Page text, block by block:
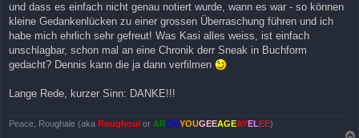
und dass es einfach nicht genau notiert wurde, wann es war - so können
kleine Gedankenlücken zu einer grossen Überraschung führen und ich
habe mich ehrlich sehr gefreut! Was Kasi alles weiss, ist einfach
unschlagbar, schon mal an eine Chronik derr Sneak in Buchform
gedacht? Dennis kann die ja dann verfilmen
Lange Rede, kurzer Sinn: DANKE!!!
Peace, Roughale (aka Roughoul or AROHYOUGEEAGEAYELEE)